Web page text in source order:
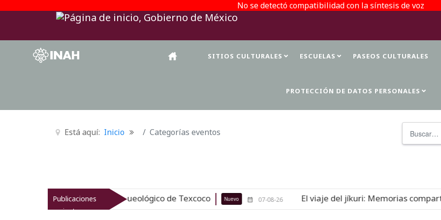
No se detectó compatibilidad con la síntesis de voz
SITIOS CULTURALES ESCUELAS PASEOS CULTURALES
PROTECCIÓN DE DATOS PERSONALES
Está aquí: Inicio Categorías eventos
Publicaciones
recientes
revitaliza el patrimonio arqueológico de Texcoco Nuevo 07-08-26 El viaje del jíkuri: Memorias